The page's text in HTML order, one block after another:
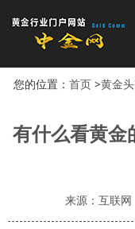
您的位置： 首页>黄金
有什么看黄金
来源：互联网